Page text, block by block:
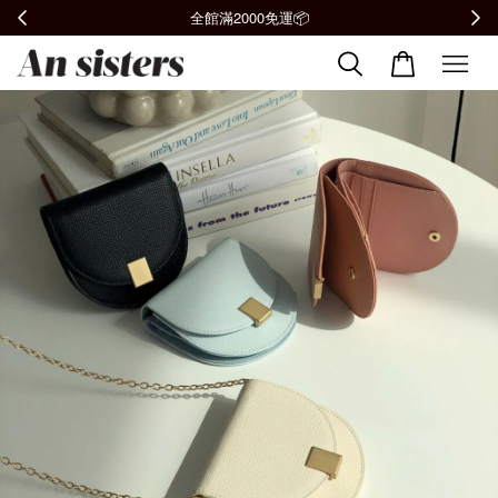
全館滿2000免運📦